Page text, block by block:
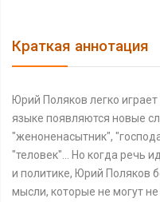
Краткая аннотация
Юрий Поляков легко
языке появляются новые
"женоненасытник",
"теловек"... Но когда речь
и политике, Юрий Поляков
мысли, которые не могут